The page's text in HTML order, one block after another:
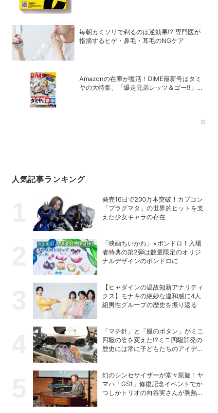
毎朝カミソリで剃るのは逆効果!? 専門医が
指摘するヒゲ・鼻毛・耳毛のNGケア
Amazonの在庫が復活！DIME最新号はタミ
ヤの大特集、「爆走兄弟レッツ＆ゴー!!」の
人気記事ランキング
発売16日で200万本突破！カプコン
「プラグマタ」の世界的ヒットを支
えた少女キャラの存在
「映画ちいかわ」×ボンドロ！入場
者特典の第2弾は数量限定のオリジ
ナルデザインのボンドロに
【ヒャダインの温故知新アナリティ
クス】モナキの絶妙な違和感に4人
組男性グループの歴史を振り返る
「マチ針」と「服のボタン」がミニ
四駆の姿を変えた!?ミニ四駆開発の
歴史には常に子どもたちのアイデア
幻のシンセサイザーが堂々凱旋！ヤ
マハ「GS1」修復記念イベントでか
つしかトリオの向谷実さんが胸熱ト